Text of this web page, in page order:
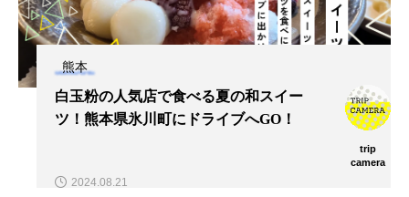
熊本
白玉粉の人気店で食べる夏の和スイー
ツ！熊本県氷川町にドライブへGO！
trip
camera
2024.08.21